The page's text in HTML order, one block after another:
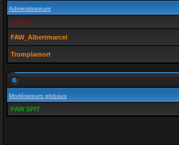
Administrateurs
admin
FAW_Albertmarcel
Tromplamort
Modérateurs globaux
FAW SPIT